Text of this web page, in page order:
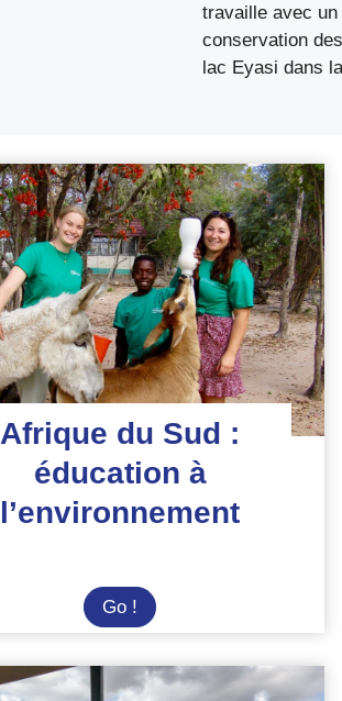
travaille avec
conservation
lac Eyasi dans
Afrique du Sud :
éducation à
l’environnement
Go ! Afrique
du
: